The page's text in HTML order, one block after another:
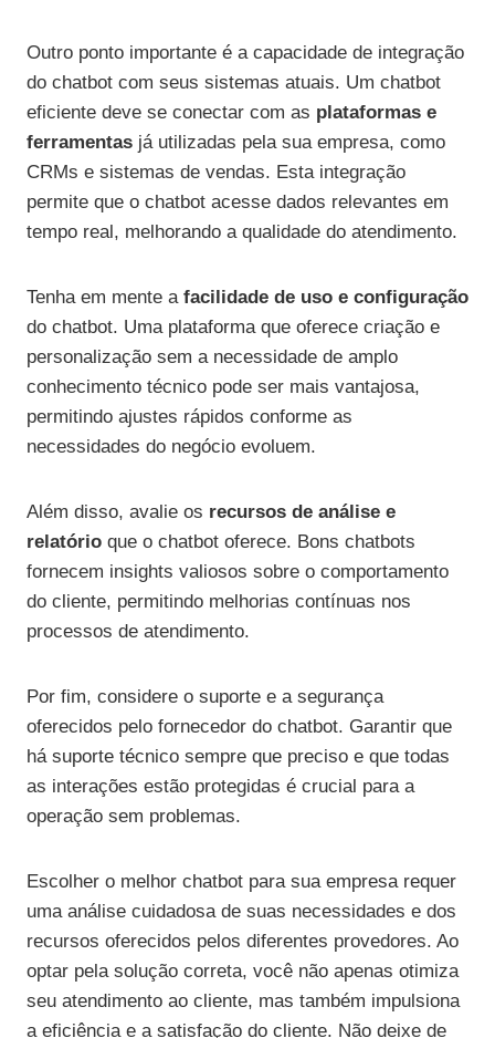
Outro ponto importante é a capacidade de integração
do chatbot com seus sistemas atuais. Um chatbot
eficiente deve se conectar com as plataformas e
ferramentas já utilizadas pela sua empresa, como
CRMs e sistemas de vendas. Esta integração
permite que o chatbot acesse dados relevantes em
tempo real, melhorando a qualidade do atendimento.
Tenha em mente a facilidade de uso e configuração
do chatbot. Uma plataforma que oferece criação e
personalização sem a necessidade de amplo
conhecimento técnico pode ser mais vantajosa,
permitindo ajustes rápidos conforme as
necessidades do negócio evoluem.
Além disso, avalie os recursos de análise e
relatório que o chatbot oferece. Bons chatbots
fornecem insights valiosos sobre o comportamento
do cliente, permitindo melhorias contínuas nos
processos de atendimento.
Por fim, considere o suporte e a segurança
oferecidos pelo fornecedor do chatbot. Garantir que
há suporte técnico sempre que preciso e que todas
as interações estão protegidas é crucial para a
operação sem problemas.
Escolher o melhor chatbot para sua empresa requer
uma análise cuidadosa de suas necessidades e dos
recursos oferecidos pelos diferentes provedores. Ao
optar pela solução correta, você não apenas otimiza
seu atendimento ao cliente, mas também impulsiona
a eficiência e a satisfação do cliente. Não deixe de